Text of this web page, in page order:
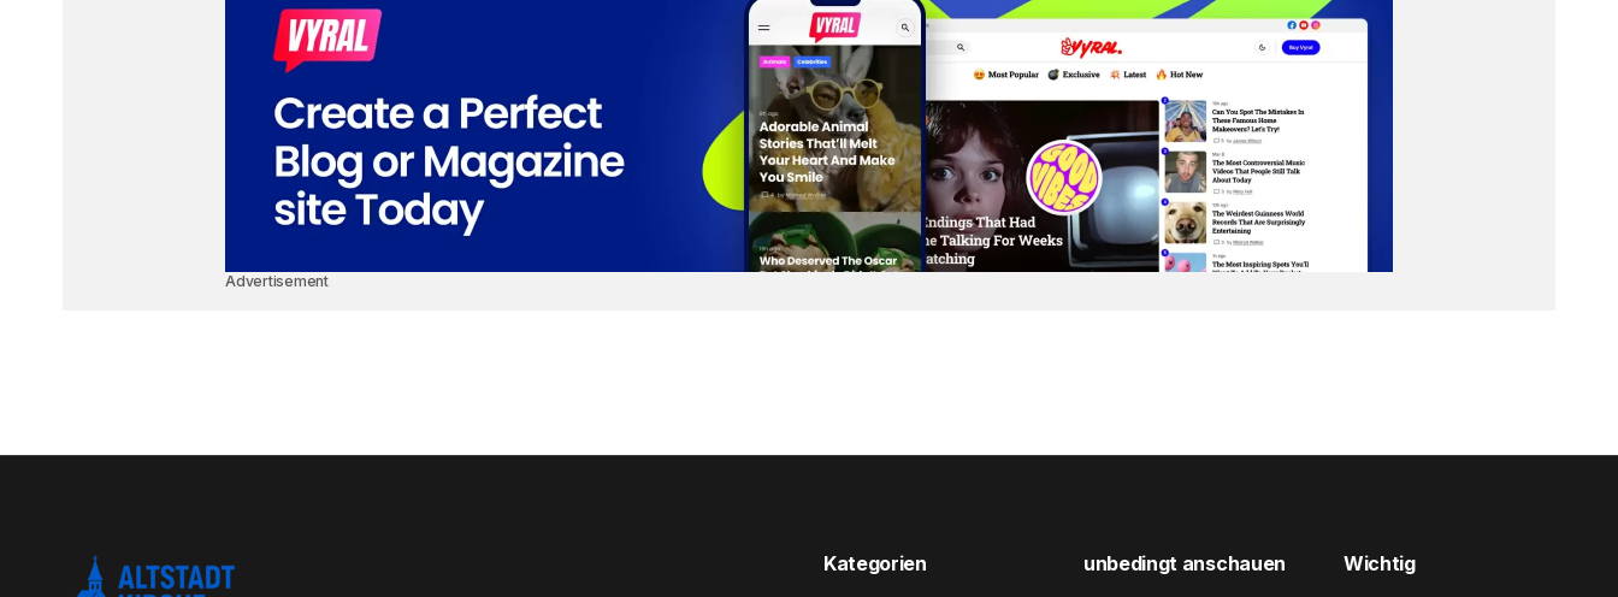
Advertisement
Kategorien unbedingt anschauen Wichtig